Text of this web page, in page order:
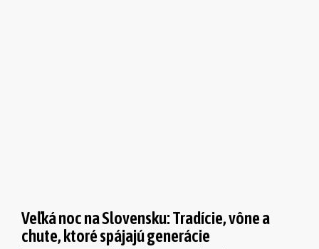
Veľká noc na Slovensku: Tradície, vône a
chute, ktoré spájajú generácie